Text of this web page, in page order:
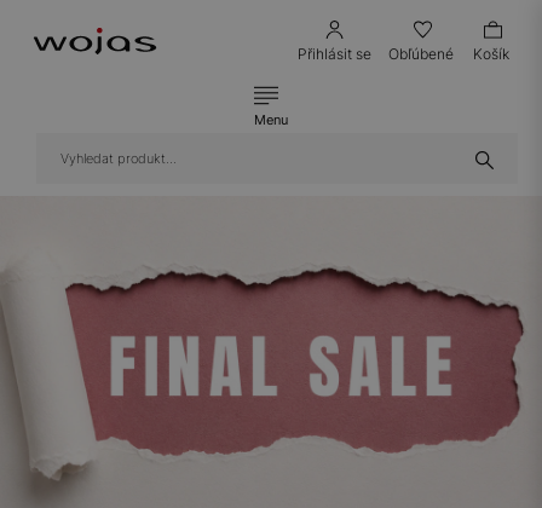
Přihlásit se Obľúbené Košík
Menu